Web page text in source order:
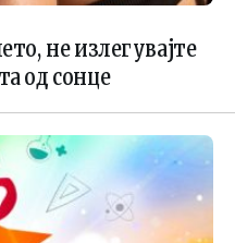
не излегувајте
од сонце